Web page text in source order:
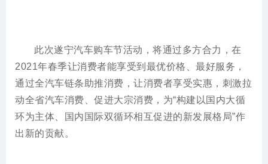
此次遂宁汽车购车节活动，将通过多方合力，在
2021年春季让消费者能享受到最优价格、最好服务，
通过全汽车链条助推消费，让消费者享受实惠，刺激拉
动全省汽车消费、促进大宗消费，为“构建以国内大循
环为主体、国内国际双循环相互促进的新发展格局”作
出新的贡献。